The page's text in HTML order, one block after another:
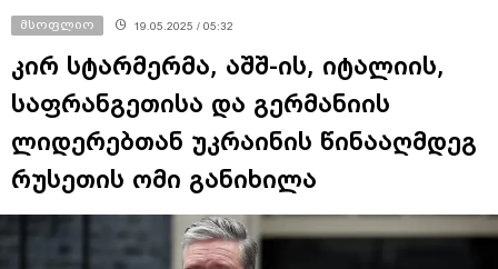
მსოფლიო 19.05.2025 / 05:32
კირ სტარმერმა, აშშ-ის, იტალიის,
საფრანგეთისა და გერმანიის
ლიდერებთან უკრაინის წინააღმდეგ
რუსეთის ომი განიხილა